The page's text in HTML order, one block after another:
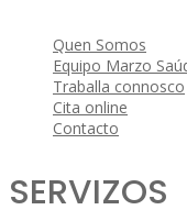
Quen Somos
Equipo Marzo
Traballa connosco
Cita online
Contacto
SERVIZOS